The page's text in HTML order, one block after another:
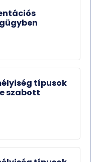
típusok
szabott